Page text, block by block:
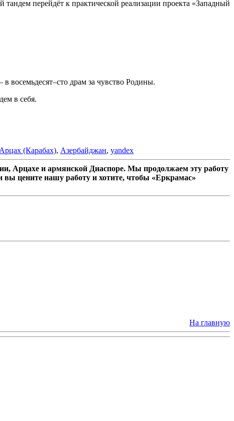
перейдёт к практической реализации проекта «Западный
драм за чувство Родины.
в себя.
Арцах (Карабах), Азербайджан, yandex
Арцахе и армянской Диаспоре. Мы продолжаем эту работу
вы цените нашу работу и хотите, чтобы «Еркрамас»
На главную